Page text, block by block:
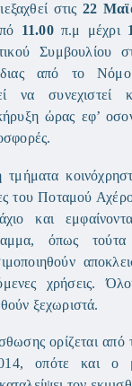
στις 22
11.00 π.μ μέχρι
Συμβουλίου
από το
να συνεχιστεί
ώρας εφ’
του Ποταμού
και
όπως τούτα
χρήσεις.
ξεχωριστά.
ορίζεται
οπότε και ο